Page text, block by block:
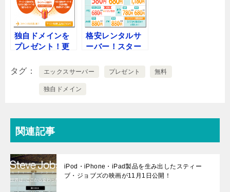
独自ドメインを
プレゼント！更
無料キャンペー
格安レンタルサ
ーバー！スター
(StarDomain)
タグ エックスサーバー プレゼント 無料
独自ドメイン
関連記事
iPod・iPhone・iPad製品を生み出したスティー
ブ・ジョブズの映画が11月1日公開！